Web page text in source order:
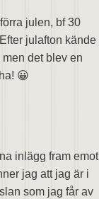
julen, bf 30
julafton kände
det blev en
😀
inlägg fram emot
jag att jag är i
som jag får av